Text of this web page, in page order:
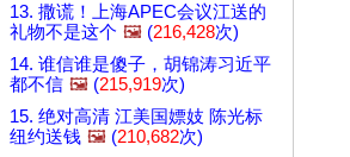
13. 撒谎！上海APEC会议江送的
礼物不是这个 🖼️ (216,428次)
14. 谁信谁是傻子，胡锦涛习近平
都不信 🖼️ (215,919次)
15. 绝对高清 江美国嫖妓 陈光标
纽约送钱 🖼️ (210,682次)